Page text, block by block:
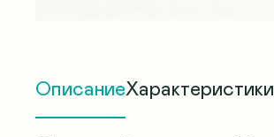
ОписаниеХарактеристики